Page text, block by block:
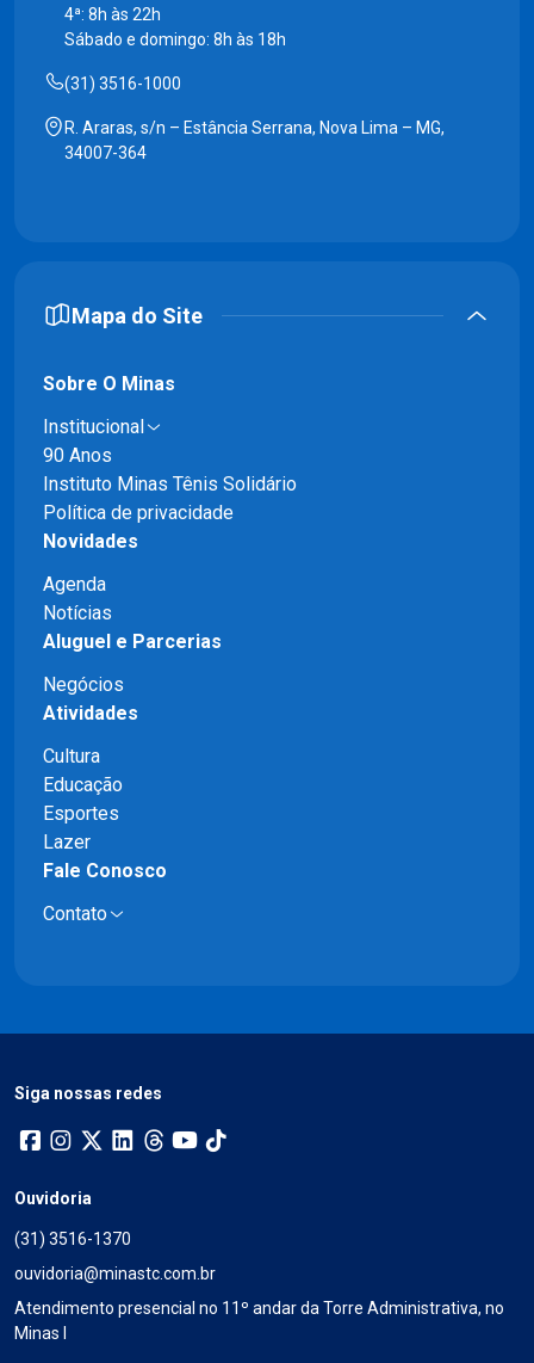
4ª: 8h às 22h
Sábado e domingo: 8h às 18h
(31) 3516-1000
R. Araras, s/n – Estância Serrana, Nova Lima – MG,
34007-364
Mapa do Site
Sobre O Minas
Institucional
90 Anos
Instituto Minas Tênis Solidário
Política de privacidade
Novidades
Agenda
Notícias
Aluguel e Parcerias
Negócios
Atividades
Cultura
Educação
Esportes
Lazer
Fale Conosco
Contato
Siga nossas redes
Ouvidoria
(31) 3516-1370
ouvidoria@minastc.com.br
Atendimento presencial no 11º andar da Torre Administrativa, no
Minas I